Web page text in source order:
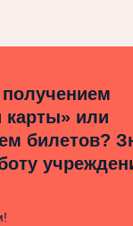
карты» или
билетов?